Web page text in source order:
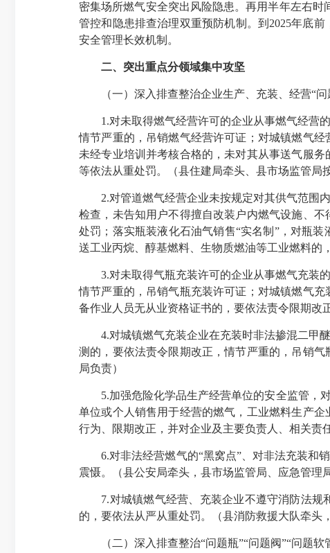
密集场所燃气安全突出风险隐患。再用半年左右时
管控和隐患排查治理双重预防机制。到2025年底
安全管理长效机制。
二、突出重点分领域集中攻坚
（一）深入排查整治企业生产、充装、经营“问
1.对未取得燃气经营许可的企业从事燃气经营的
情节严重的，吊销燃气经营许可证；对城镇燃气
未经专业培训并考核合格的，未对其从事送气服
等依法从重处罚。（县住建局牵头、县市场监管局
2.对管道燃气经营企业未按规定对其供气范围内
检查，未告知用户不得擅自改装户内燃气设施、
处罚；落实瓶装液化石油气销售“实名制”，对瓶
送工业丙烷、醇基燃料、生物质燃油等工业燃料的
3.对未取得气瓶充装许可的企业从事燃气充装的
情节严重的，吊销气瓶充装许可证；对城镇燃气
备作业人员无从业资格证书的，要依法责令限期改
4.对城镇燃气充装企业在充装时非法掺混二甲醚
测的，要依法责令限期改正，情节严重的，吊销
局负责）
5.加强危险化学品生产经营单位的安全监管，对
单位或个人销售用于经营的燃气，工业燃料生产
行为、限期改正，并对企业及主要负责人、相关责
6.对非法经营燃气的“黑窝点”、对非法充装和销
震慑。（县公安局牵头，县市场监管局、应急管理
7.对城镇燃气经营、充装企业不遵守消防法规
的，要依法从严从重处罚。（县消防救援大队牵头
（二）深入排查整治“问题瓶”“问题阀”“问题软